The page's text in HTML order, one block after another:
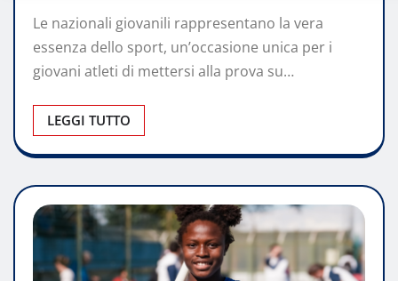
Le nazionali giovanili rappresentano la vera
essenza dello sport, un’occasione unica per i
giovani atleti di mettersi alla prova su…
LEGGI TUTTO